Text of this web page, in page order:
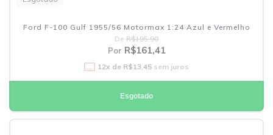
Ford F-100 Gulf 1955/56 Motormax 1:24 Azul e Vermelho
De R$195,90
Por R$161,41
12x de R$13,45 sem juros
Esgotado